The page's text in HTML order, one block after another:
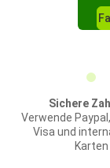
Sichere
Verwende
Visa und
Karten